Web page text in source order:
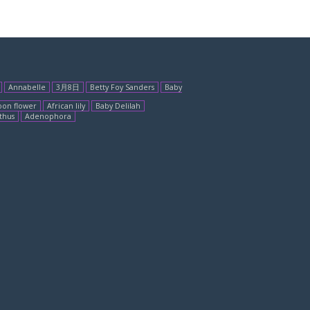
Annabelle 3月8日 Betty Foy Sanders
Baby
flower African lily
Baby Delilah
Adenophora